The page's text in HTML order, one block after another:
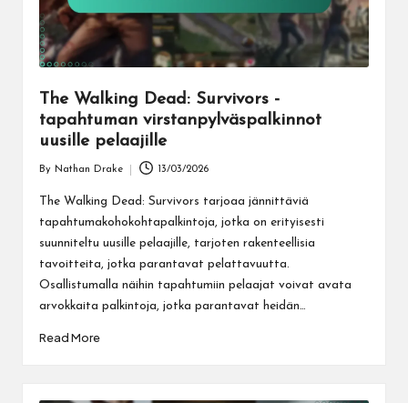
The Walking Dead: Survivors -
tapahtuman virstanpylväspalkinnot
uusille pelaajille
by
By Nathan Drake 13/03/2026
The Walking Dead: Survivors tarjoaa jännittäviä
tapahtumakohokohtapalkintoja, jotka on erityisesti
suunniteltu uusille pelaajille, tarjoten rakenteellisia
tavoitteita, jotka parantavat pelattavuutta.
Osallistumalla näihin tapahtumiin pelaajat voivat avata
arvokkaita palkintoja, jotka parantavat heidän…
Read More